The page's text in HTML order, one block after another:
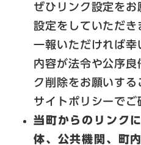
ぜひリンク設定を
設定をしていただ
一報いただければ
内容が法令や公序
ク削除をお願いす
サイトポリシーでご
当町からのリンク
体、公共機関、町